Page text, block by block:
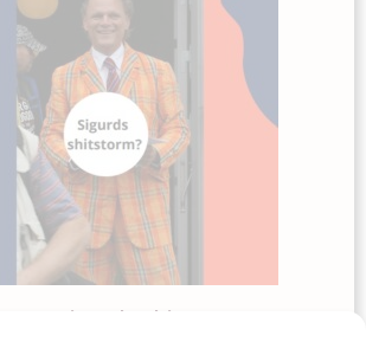
– Sigurds shitstorm?